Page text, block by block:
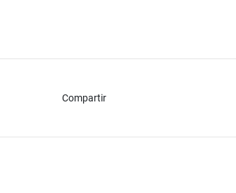
Compartir